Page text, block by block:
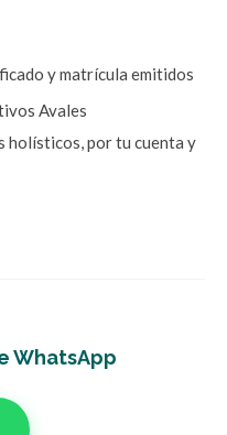
y matrícula emitidos
Avales
holísticos, por tu cuenta y
WhatsApp